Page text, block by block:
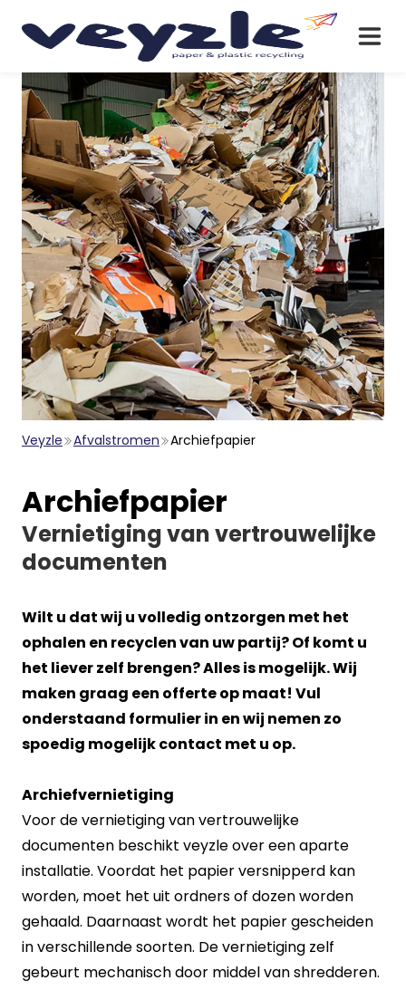
Veyzle Afvalstromen Archiefpapier
Archiefpapier
Vernietiging van vertrouwelijke
documenten
Wilt u dat wij u volledig ontzorgen met het
ophalen en recyclen van uw partij? Of komt u
het liever zelf brengen? Alles is mogelijk. Wij
maken graag een offerte op maat! Vul
onderstaand formulier in en wij nemen zo
spoedig mogelijk contact met u op.
Archiefvernietiging
Voor de vernietiging van vertrouwelijke
documenten beschikt veyzle over een aparte
installatie. Voordat het papier versnipperd kan
worden, moet het uit ordners of dozen worden
gehaald. Daarnaast wordt het papier gescheiden
in verschillende soorten. De vernietiging zelf
gebeurt mechanisch door middel van shredderen.